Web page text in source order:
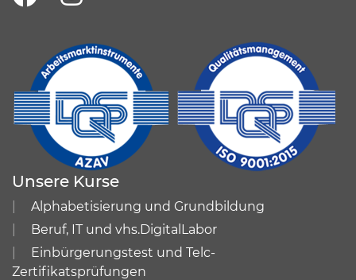
Unsere Kurse
Alphabetisierung und Grundbildung
Beruf, IT und vhs.DigitalLabor
Einbürgerungstest und Telc-
Zertifikatsprüfungen